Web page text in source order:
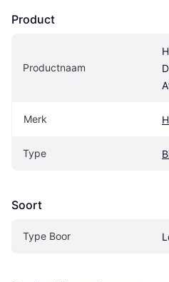
Product
Productnaam
Merk
Type
Soort
Type Boor